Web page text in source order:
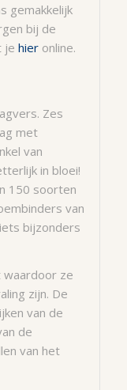
gemakkelijk
bij de
je hieronline.
Zes
met
van
in bloei!
150 soorten
van
bijzonders
waardoor ze
zijn. De
van de
de
van het